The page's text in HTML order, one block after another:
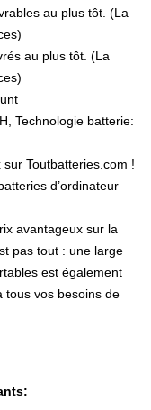
au plus tôt. (La
au plus tôt. (La
Technologie batterie:
sur Toutbatteries.com !
d’ordinateur
avantageux sur la
pas tout : une large
est également
tous vos besoins de